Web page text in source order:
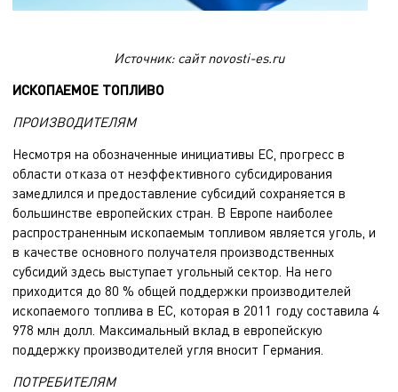
Источник: сайт novosti-es.ru
ИСКОПАЕМОЕ ТОПЛИВО
ПРОИЗВОДИТЕЛЯМ
Несмотря на обозначенные инициативы ЕС, прогресс в
области отказа от неэффективного субсидирования
замедлился и предоставление субсидий сохраняется в
большинстве европейских стран. В Европе наиболее
распространенным ископаемым топливом является уголь, и
в качестве основного получателя производственных
субсидий здесь выступает угольный сектор. На него
приходится до 80 % общей поддержки производителей
ископаемого топлива в ЕС, которая в 2011 году составила 4
978 млн долл. Максимальный вклад в европейскую
поддержку производителей угля вносит Германия.
ПОТРЕБИТЕЛЯМ